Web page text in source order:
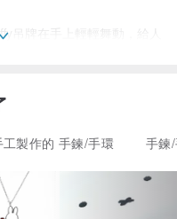
吊牌在手上輕輕舞動，給人
工製作的 手鍊/手環 手鍊